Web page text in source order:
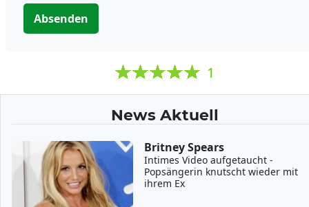
Absenden
1
News Aktuell
Britney Spears
Intimes Video aufgetaucht -
Popsängerin knutscht wieder mit
ihrem Ex